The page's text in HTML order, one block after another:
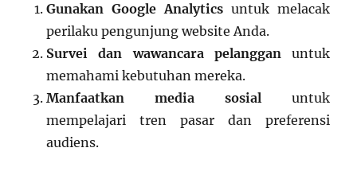
Gunakan Google Analytics untuk melacak
perilaku pengunjung website Anda.
Survei dan wawancara pelangganuntuk
memahami kebutuhan mereka.
Manfaatkan media sosialuntuk
mempelajari tren pasar dan preferensi
audiens.